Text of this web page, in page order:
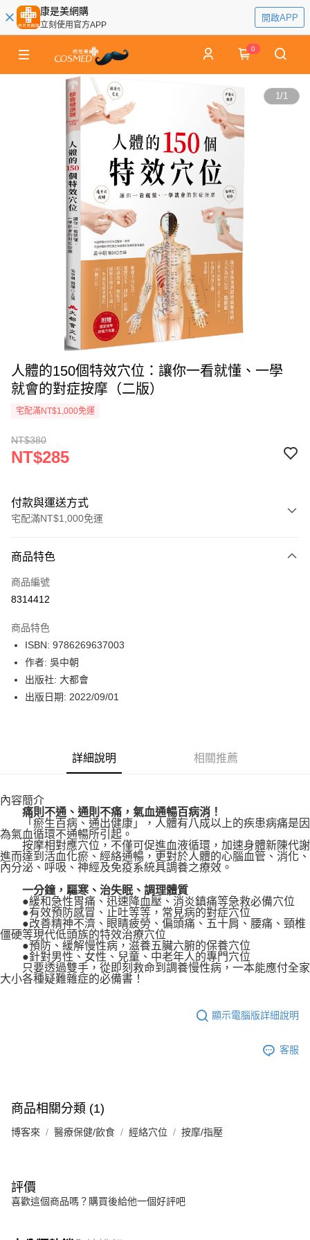
康是美網購
立刻使用官方APP
開啟APP
0
1/1
人體的150個特效穴位：讓你一看就懂、一學
就會的對症按摩（二版）
宅配滿NT$1,000免運
NT$380
NT$285
付款與運送方式
宅配滿NT$1,000免運
icash Pay
信用卡一次付款
LINE Pay
Apple Pay
街口支付
博客來商品配送方式
每筆NT$80，滿NT$1,000(含以上)免運費
商品特色
商品編號
8314412
商品特色
ISBN: 9786269637003
作者: 吳中朝
出版社: 大都會
出版日期: 2022/09/01
詳細說明 相關推薦
內容簡介
痛則不通、通則不痛，氣血通暢百病消！
「瘀生百病、通出健康」，人體有八成以上的疾患病痛是因
為氣血循環不通暢所引起。
按摩相對應穴位，不僅可促進血液循環，加速身體新陳代謝
進而達到活血化瘀、經絡通暢，更對於人體的心腦血管、消化、
內分泌、呼吸、神經及免疫系統具調養之療效。
一分鐘，驅寒、治失眠、調理體質
●緩和急性胃痛、迅速降血壓、消炎鎮痛等急救必備穴位
●有效預防感冒、止吐等等，常見病的對症穴位
●改善精神不濟、眼睛疲勞、偏頭痛、五十肩、腰痛、頸椎
僵硬等現代低頭族的特效治療穴位
●預防、緩解慢性病，滋養五臟六腑的保養穴位
●針對男性、女性、兒童、中老年人的專門穴位
只要透過雙手，從即刻救命到調養慢性病，一本能應付全家
大小各種疑難雜症的必備書！
顯示電腦版詳細說明
客服
商品相關分類 (1)
博客來 醫療保健/飲食 經絡穴位 按摩/指壓
評價
喜歡這個商品嗎？購買後給他一個好評吧